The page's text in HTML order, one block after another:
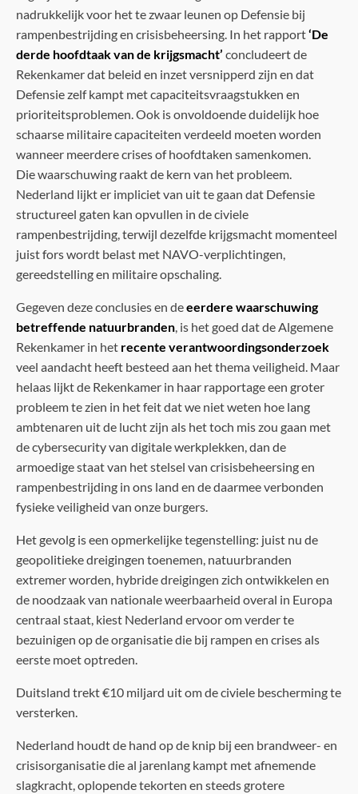
nadrukkelijk voor het te zwaar leunen op Defensie bij
rampenbestrijding en crisisbeheersing. In het rapport‘De
derde hoofdtaak van de krijgsmacht’ concludeert de
Rekenkamer dat beleid en inzet versnipperd zijn en dat
Defensie zelf kampt met capaciteitsvraagstukken en
prioriteitsproblemen. Ook is onvoldoende duidelijk hoe
schaarse militaire capaciteiten verdeeld moeten worden
wanneer meerdere crises of hoofdtaken samenkomen.
Die waarschuwing raakt de kern van het probleem.
Nederland lijkt er impliciet van uit te gaan dat Defensie
structureel gaten kan opvullen in de civiele
rampenbestrijding, terwijl dezelfde krijgsmacht momenteel
juist fors wordt belast met NAVO-verplichtingen,
gereedstelling en militaire opschaling.
Gegeven deze conclusies en deeerdere waarschuwing
betreffende natuurbranden, is het goed dat de Algemene
Rekenkamer in het recente verantwoordingsonderzoek
veel aandacht heeft besteed aan het thema veiligheid. Maar
helaas lijkt de Rekenkamer in haar rapportage een groter
probleem te zien in het feit dat we niet weten hoe lang
ambtenaren uit de lucht zijn als het toch mis zou gaan met
de cybersecurity van digitale werkplekken, dan de
armoedige staat van het stelsel van crisisbeheersing en
rampenbestrijding in ons land en de daarmee verbonden
fysieke veiligheid van onze burgers.
Het gevolg is een opmerkelijke tegenstelling: juist nu de
geopolitieke dreigingen toenemen, natuurbranden
extremer worden, hybride dreigingen zich ontwikkelen en
de noodzaak van nationale weerbaarheid overal in Europa
centraal staat, kiest Nederland ervoor om verder te
bezuinigen op de organisatie die bij rampen en crises als
eerste moet optreden.
Duitsland trekt €10 miljard uit om de civiele bescherming te
versterken.
Nederland houdt de hand op de knip bij een brandweer- en
crisisorganisatie die al jarenlang kampt met afnemende
slagkracht, oplopende tekorten en steeds grotere